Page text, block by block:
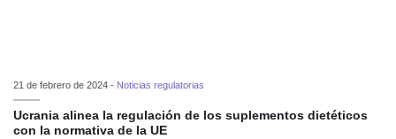
21 de febrero de 2024 - Noticias regulatorias
Ucrania alinea la regulación de los suplementos dietéticos
con la normativa de la UE